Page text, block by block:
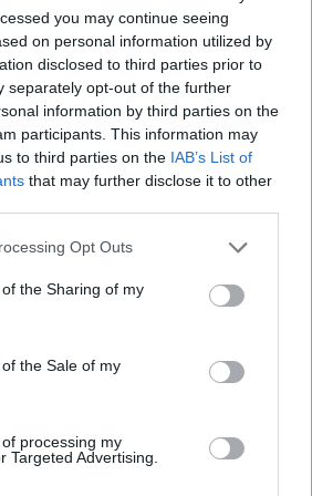
you may continue seeing
on personal information utilized by
disclosed to third parties prior to
separately opt-out of the further
information by third parties on the
participants. This information may
to third parties on the IAB’s List of
that may further disclose it to other
app uses one or more Google
or usage behaviour. You may click to
to Google and its third-party tags to
specified purposes in below Google
Opt Outs
the Sharing of my
the Sale of my
processing my
Targeted Advertising.
μισή ώρα
της Αθήνας
μία μικρή λίμνη που βρίσκεται σε
περίπου στις ανατολικές πλαγιές
Αγία Τριάδα της
συνολικό της εμβαδόν αγγίζει τα
τη διετία 1973-1975 ως